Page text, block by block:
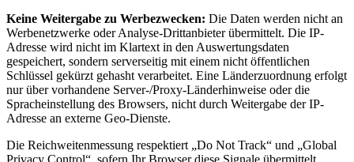
Keine Weitergabe zu Werbezwecken: Die Daten werden nicht an
Werbenetzwerke oder Analyse-Drittanbieter übermittelt. Die IP-
Adresse wird nicht im Klartext in den Auswertungsdaten
gespeichert, sondern serverseitig mit einem nicht öffentlichen
Schlüssel gekürzt gehasht verarbeitet. Eine Länderzuordnung erfolgt
nur über vorhandene Server-/Proxy-Länderhinweise oder die
Spracheinstellung des Browsers, nicht durch Weitergabe der IP-
Adresse an externe Geo-Dienste.
Die Reichweitenmessung respektiert „Do Not Track“ und „Global